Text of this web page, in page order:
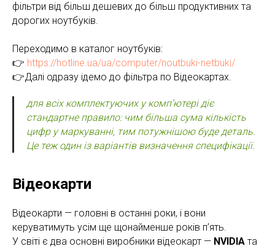
фільтри від більш дешевих до більш продуктивних та
дорогих ноутбуків.
Переходимо в каталог ноутбуків:
👉 https://hotline.ua/ua/computer/noutbuki-netbuki/
👉Далі одразу ідемо до фільтра по Відеокартах.
для всіх комплектуючих у комп’ютері діє
стандартне правило: чим більша сума кількість
цифр у маркуванні, тим потужнішою буде деталь.
Це теж один із варіантів визначення специфікації.
Відеокарти
Відеокарти — головні в останні роки, і вони
керуватимуть усім ще щонайменше років п’ять.
У світі є два основні виробники відеокарт — NVIDIA та